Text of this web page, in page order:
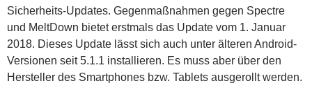
Sicherheits-Updates. Gegenmaßnahmen gegen Spectre
und MeltDown bietet erstmals das Update vom 1. Januar
2018. Dieses Update lässt sich auch unter älteren Android-
Versionen seit 5.1.1 installieren. Es muss aber über den
Hersteller des Smartphones bzw. Tablets ausgerollt werden.